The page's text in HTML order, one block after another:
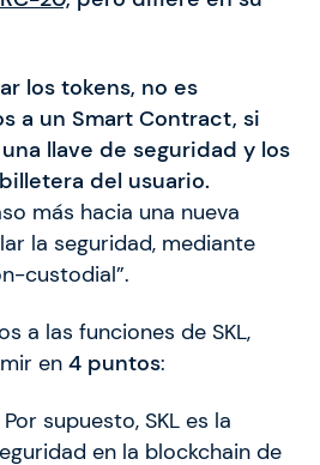
los tokens, no es
a un Smart Contract, si
llave de seguridad y los
del usuario.
más hacia una nueva
la seguridad, mediante
custodial”.
a las funciones de SKL,
en 4 puntos:
Por supuesto, SKL es la
en la blockchain de